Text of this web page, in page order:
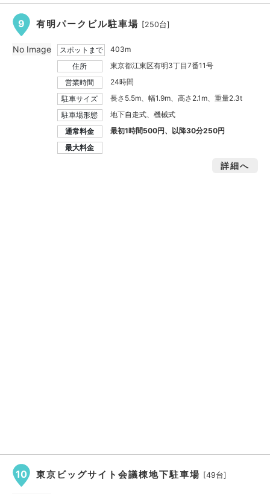
9 有明パークビル駐車場 [250台]
スポットまで
403m
住所
東京都江東区有明3丁目7番11号
営業時間
24時間
駐車サイズ
長さ5.5m、幅1.9m、高さ2.1m、重量2.3t
駐車場形態
地下自走式、機械式
通常料金
最初1時間500円、以降30分250円
最大料金
詳細へ
No Image
10 東京ビッグサイト会議棟地下駐車場 [49台]